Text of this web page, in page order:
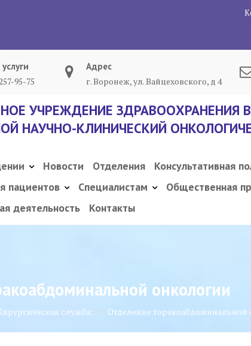
95-75
Адрес
г. Воронеж, ул. Вайцеховского, д 4
УЧРЕЖДЕНИЕ ЗДРАВООХРАНЕНИЯ
НАУЧНО-КЛИНИЧЕСКИЙ
Новости Отделения Консультативная
пациентов Специалистам Общественная
деятельность
Контакты
онкологии
служба: Отделение торакоабдоминальной